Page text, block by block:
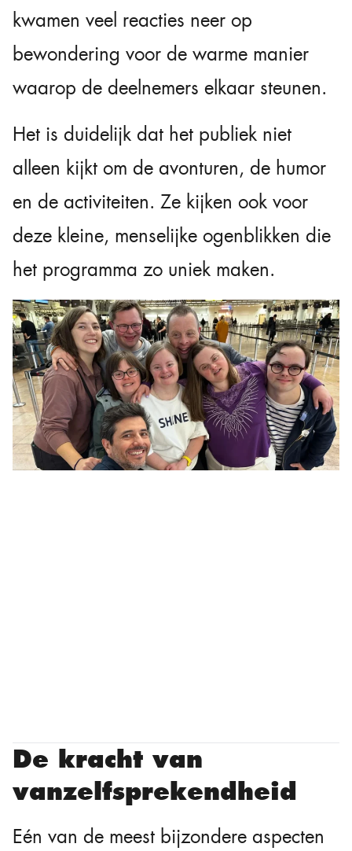
kwamen veel reacties neer op
bewondering voor de warme manier
waarop de deelnemers elkaar steunen.
Het is duidelijk dat het publiek niet
alleen kijkt om de avonturen, de humor
en de activiteiten. Ze kijken ook voor
deze kleine, menselijke ogenblikken die
het programma zo uniek maken.
De kracht van
vanzelfsprekendheid
Eén van de meest bijzondere aspecten